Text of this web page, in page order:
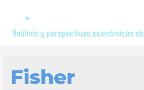
Fisher